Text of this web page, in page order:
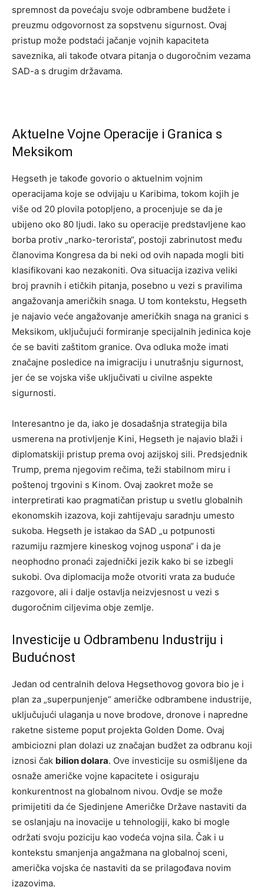
spremnost da povećaju svoje odbrambene budžete i
preuzmu odgovornost za sopstvenu sigurnost. Ovaj
pristup može podstaći jačanje vojnih kapaciteta
saveznika, ali takođe otvara pitanja o dugoročnim vezama
SAD-a s drugim državama.
Aktuelne Vojne Operacije i Granica s
Meksikom
Hegseth je takođe govorio o aktuelnim vojnim
operacijama koje se odvijaju u Karibima, tokom kojih je
više od 20 plovila potopljeno, a procenjuje se da je
ubijeno oko 80 ljudi. Iako su operacije predstavljene kao
borba protiv „narko-terorista“, postoji zabrinutost među
članovima Kongresa da bi neki od ovih napada mogli biti
klasifikovani kao nezakoniti. Ova situacija izaziva veliki
broj pravnih i etičkih pitanja, posebno u vezi s pravilima
angažovanja američkih snaga. U tom kontekstu, Hegseth
je najavio veće angažovanje američkih snaga na granici s
Meksikom, uključujući formiranje specijalnih jedinica koje
će se baviti zaštitom granice. Ova odluka može imati
značajne posledice na imigraciju i unutrašnju sigurnost,
jer će se vojska više uključivati u civilne aspekte
sigurnosti.
Interesantno je da, iako je dosadašnja strategija bila
usmerena na protivljenje Kini, Hegseth je najavio blaži i
diplomatskiji pristup prema ovoj azijskoj sili. Predsjednik
Trump, prema njegovim rečima, teži stabilnom miru i
poštenoj trgovini s Kinom. Ovaj zaokret može se
interpretirati kao pragmatičan pristup u svetlu globalnih
ekonomskih izazova, koji zahtijevaju saradnju umesto
sukoba. Hegseth je istakao da SAD „u potpunosti
razumiju razmjere kineskog vojnog uspona“ i da je
neophodno pronaći zajednički jezik kako bi se izbegli
sukobi. Ova diplomacija može otvoriti vrata za buduće
razgovore, ali i dalje ostavlja neizvjesnost u vezi s
dugoročnim ciljevima obje zemlje.
Investicije u Odbrambenu Industriju i
Budućnost
Jedan od centralnih delova Hegsethovog govora bio je i
plan za „superpunjenje“ američke odbrambene industrije,
uključujući ulaganja u nove brodove, dronove i napredne
raketne sisteme poput projekta Golden Dome. Ovaj
ambiciozni plan dolazi uz značajan budžet za odbranu koji
iznosi čak bilion dolara. Ove investicije su osmišljene da
osnaže američke vojne kapacitete i osiguraju
konkurentnost na globalnom nivou. Ovdje se može
primijetiti da će Sjedinjene Američke Države nastaviti da
se oslanjaju na inovacije u tehnologiji, kako bi mogle
održati svoju poziciju kao vodeća vojna sila. Čak i u
kontekstu smanjenja angažmana na globalnoj sceni,
američka vojska će nastaviti da se prilagođava novim
izazovima.